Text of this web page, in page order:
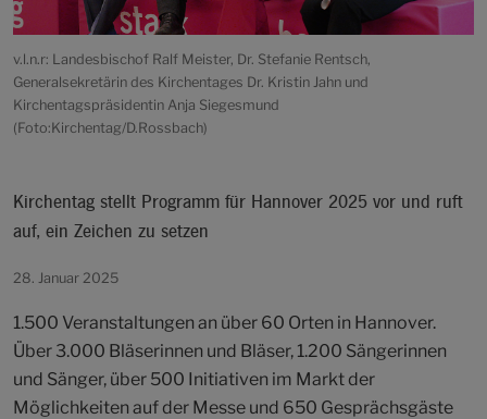
v.l.n.r: Landesbischof Ralf Meister, Dr. Stefanie Rentsch,
Generalsekretärin des Kirchentages Dr. Kristin Jahn und
Kirchentagspräsidentin Anja Siegesmund
(Foto:Kirchentag/D.Rossbach)
Kirchentag stellt Programm für Hannover 2025 vor und ruft
auf, ein Zeichen zu setzen
28. Januar 2025
1.500 Veranstaltungen an über 60 Orten in Hannover.
Über 3.000 Bläserinnen und Bläser, 1.200 Sängerinnen
und Sänger, über 500 Initiativen im Markt der
Möglichkeiten auf der Messe und 650 Gesprächsgäste